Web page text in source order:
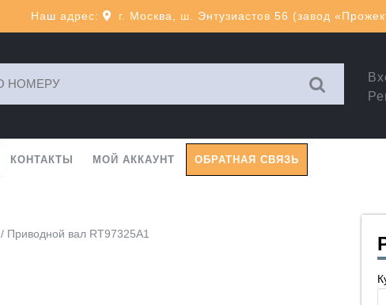
Наш адрес: г. Москва, ш. Энтузиастов 56 (завод
КОНТАКТЫ МОЙ АККАУНТ ОБРАТНАЯ СВЯЗЬ
/ Приводной вал RT97325A1